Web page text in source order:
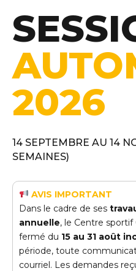
2026
14 SEPTEMBRE AU 14
SEMAINES)
AVIS IMPORTANT
Dans le cadre de ses
annuelle, le Centre
fermé du 15 au 31 août
période, toute
courriel. Les demandes